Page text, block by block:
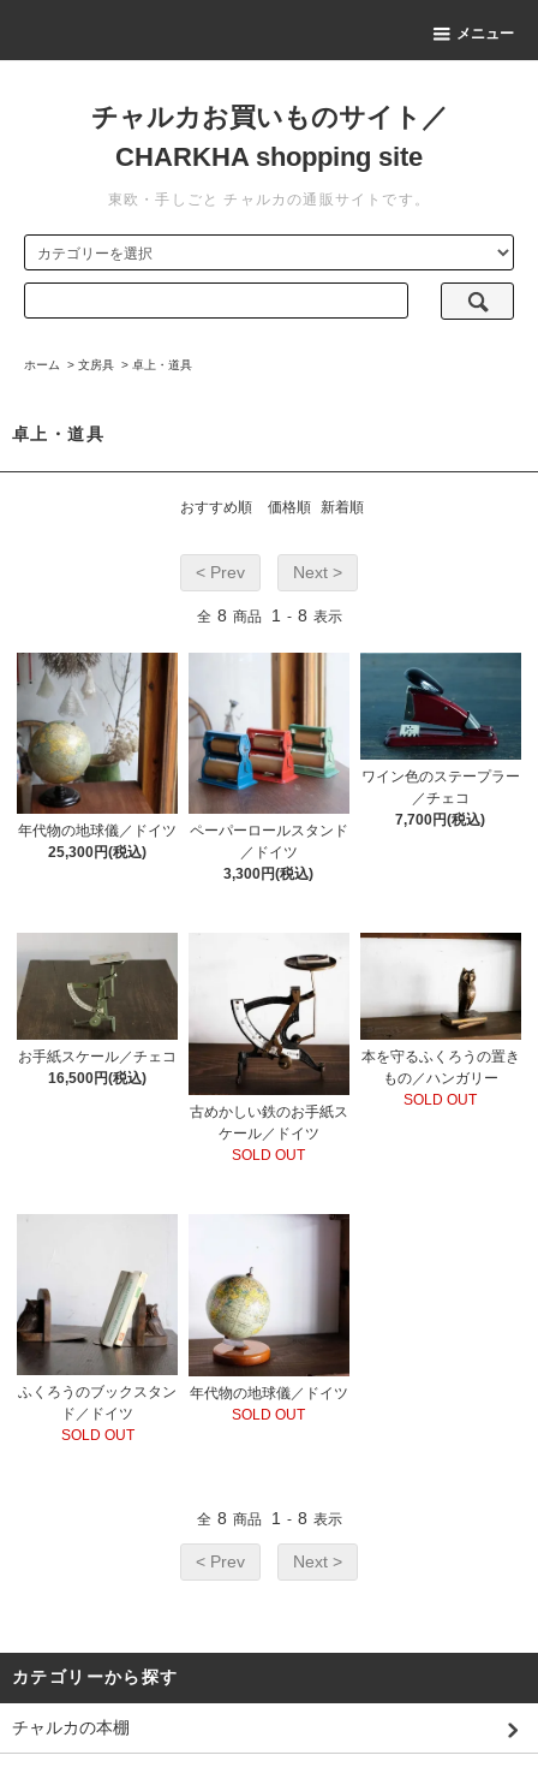
メニュー
チャルカお買いものサイト／
CHARKHA shopping site
東欧・手しごと チャルカの通販サイトです。
ホーム > 文房具 > 卓上・道具
卓上・道具
おすすめ順 価格順 新着順
< Prev Next >
全 8 商品 1 - 8 表示
年代物の地球儀／ドイツ
25,300円(税込)
ペーパーロールスタンド
／ドイツ
3,300円(税込)
ワイン色のステープラー
／チェコ
7,700円(税込)
お手紙スケール／チェコ
16,500円(税込)
古めかしい鉄のお手紙ス
ケール／ドイツ
SOLD OUT
本を守るふくろうの置き
もの／ハンガリー
SOLD OUT
ふくろうのブックスタン
ド／ドイツ
SOLD OUT
年代物の地球儀／ドイツ
SOLD OUT
全 8 商品 1 - 8 表示
< Prev Next >
カテゴリーから探す
チャルカの本棚